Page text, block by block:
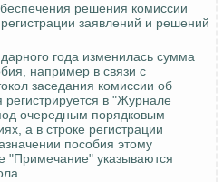
решения комиссии
заявлений и решений
года изменилась сумма
например в связи с
заседания комиссии об
в "Журнале
очередным порядковым
а в строке регистрации
пособия этому
"Примечание" указываются